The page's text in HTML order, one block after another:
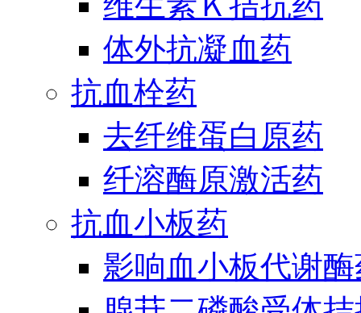
体外抗凝血药
抗血栓药
去纤维蛋白原药
纤溶酶原激活药
抗血小板药
影响血小板代谢